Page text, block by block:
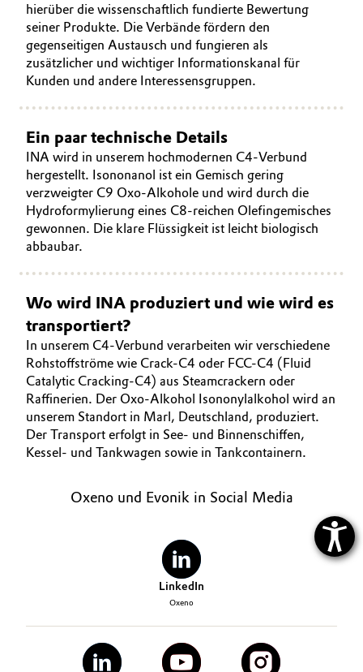
hierüber die wissenschaftlich fundierte Bewertung
seiner Produkte. Die Verbände fördern den
gegenseitigen Austausch und fungieren als
zusätzlicher und wichtiger Informationskanal für
Kunden und andere Interessensgruppen.
Ein paar technische Details
INA wird in unserem hochmodernen C4-Verbund
hergestellt. Isononanol ist ein Gemisch gering
verzweigter C9 Oxo-Alkohole und wird durch die
Hydroformylierung eines C8-reichen Olefingemisches
gewonnen. Die klare Flüssigkeit ist leicht biologisch
abbaubar.
Wo wird INA produziert und wie wird es
transportiert?
In unserem C4-Verbund verarbeiten wir verschiedene
Rohstoffströme wie Crack-C4 oder FCC-C4 (Fluid
Catalytic Cracking-C4) aus Steamcrackern oder
Raffinerien. Der Oxo-Alkohol Isononylalkohol wird an
unserem Standort in Marl, Deutschland, produziert.
Der Transport erfolgt in See- und Binnenschiffen,
Kessel- und Tankwagen sowie in Tankcontainern.
Oxeno und Evonik in Social Media
LinkedIn
Oxeno